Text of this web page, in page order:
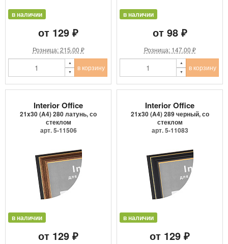
в наличии
от 129 ₽
Розница: 215.00 ₽
в корзину
в наличии
от 98 ₽
Розница: 147.00 ₽
в корзину
Interior Office
21x30 (A4) 280 латунь, со
стеклом
арт. 5-11506
в наличии
от 129 ₽
Interior Office
21x30 (A4) 289 черный, со
стеклом
арт. 5-11083
в наличии
от 129 ₽